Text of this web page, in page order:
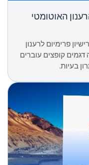
האוטומטי
פרימיום לרענון
קופצים עוברים
בעיות.